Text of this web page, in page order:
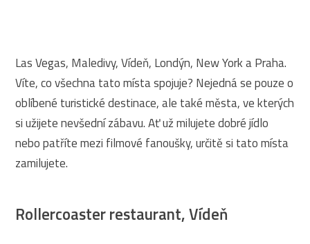
Las Vegas, Maledivy, Vídeň, Londýn, New York a Praha.
Víte, co všechna tato místa spojuje? Nejedná se pouze o
oblíbené turistické destinace, ale také města, ve kterých
si užijete nevšední zábavu. Ať už milujete dobré jídlo
nebo patříte mezi filmové fanoušky, určitě si tato místa
zamilujete.
Rollercoaster restaurant, Vídeň